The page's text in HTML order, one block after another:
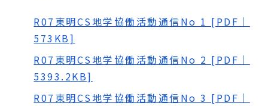
R07東明CS地学協働活動通信No 1 [PDF｜
573KB]
R07東明CS地学協働活動通信No 2 [PDF｜
5393.2KB]
R07東明CS地学協働活動通信No 3 [PDF｜